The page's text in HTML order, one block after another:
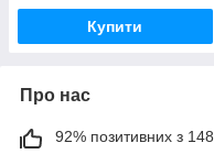
Купити
Про нас
92% позитивних з 148